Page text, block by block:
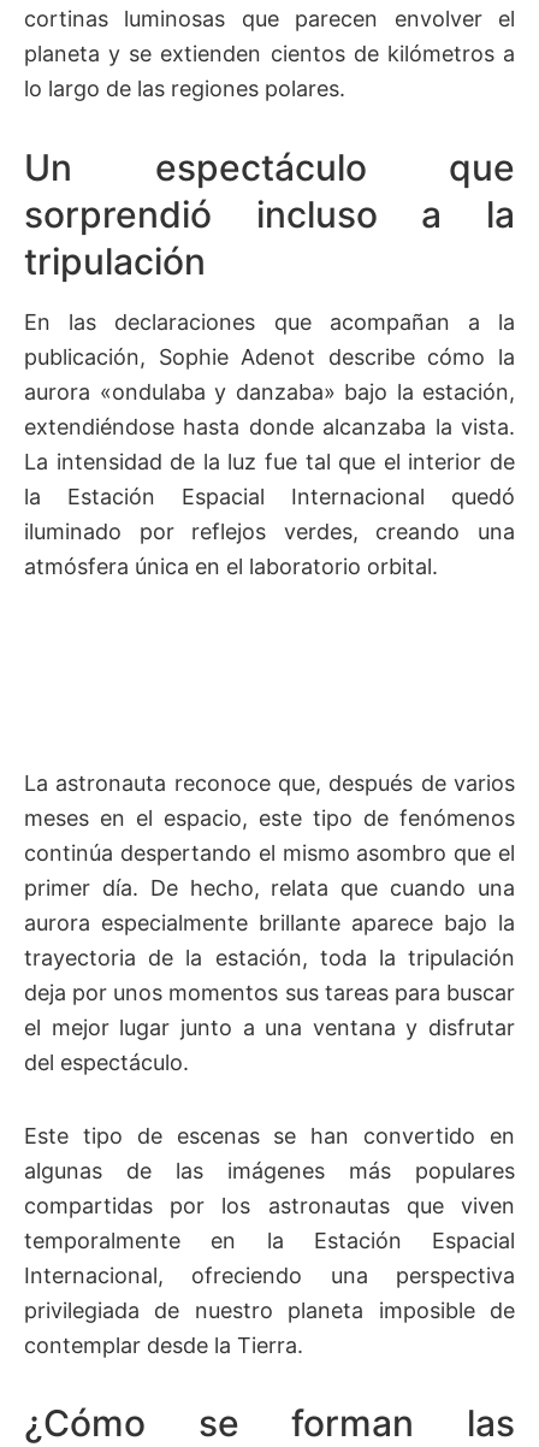
cortinas luminosas que parecen envolver el
planeta y se extienden cientos de kilómetros a
lo largo de las regiones polares.
Un espectáculo que
sorprendió incluso a la
tripulación
En las declaraciones que acompañan a la
publicación, Sophie Adenot describe cómo la
aurora «ondulaba y danzaba» bajo la estación,
extendiéndose hasta donde alcanzaba la vista.
La intensidad de la luz fue tal que el interior de
la Estación Espacial Internacional quedó
iluminado por reflejos verdes, creando una
atmósfera única en el laboratorio orbital.
La astronauta reconoce que, después de varios
meses en el espacio, este tipo de fenómenos
continúa despertando el mismo asombro que el
primer día. De hecho, relata que cuando una
aurora especialmente brillante aparece bajo la
trayectoria de la estación, toda la tripulación
deja por unos momentos sus tareas para buscar
el mejor lugar junto a una ventana y disfrutar
del espectáculo.
Este tipo de escenas se han convertido en
algunas de las imágenes más populares
compartidas por los astronautas que viven
temporalmente en la Estación Espacial
Internacional, ofreciendo una perspectiva
privilegiada de nuestro planeta imposible de
contemplar desde la Tierra.
¿Cómo se forman las